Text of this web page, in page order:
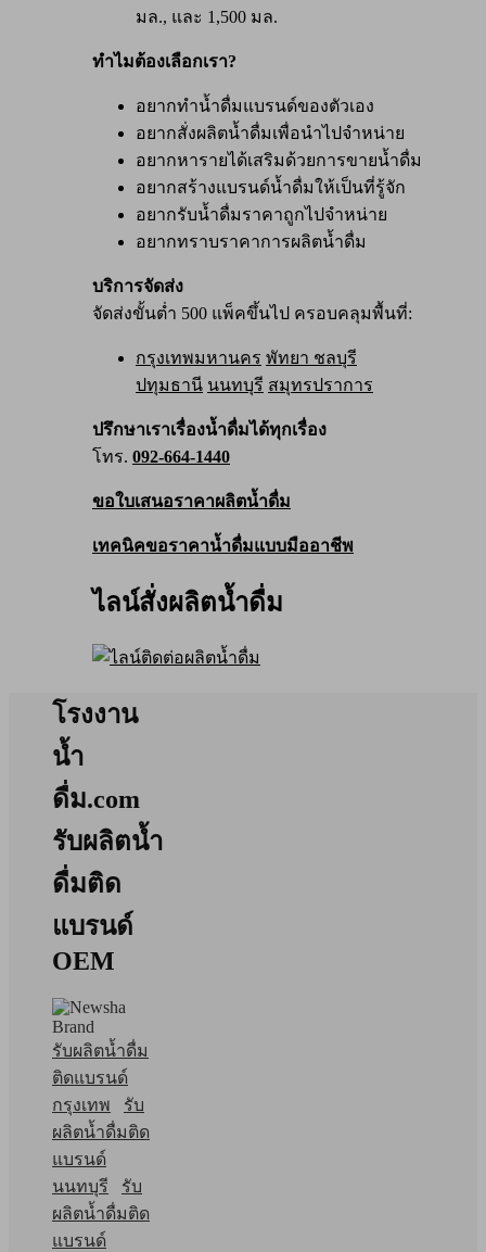
มล., และ 1,500 มล.
ทำไมต้องเลือกเรา?
อยากทำน้ำดื่มแบรนด์ของตัวเอง
อยากสั่งผลิตน้ำดื่มเพื่อนำไปจำหน่าย
อยากหารายได้เสริมด้วยการขายน้ำดื่ม
อยากสร้างแบรนด์น้ำดื่มให้เป็นที่รู้จัก
อยากรับน้ำดื่มราคาถูกไปจำหน่าย
อยากทราบราคาการผลิตน้ำดื่ม
บริการจัดส่ง
จัดส่งขั้นต่ำ 500 แพ็คขึ้นไป ครอบคลุมพื้นที่:
กรุงเทพมหานคร พัทยา ชลบุรี
ปทุมธานี นนทบุรี สมุทรปราการ
ปรึกษาเราเรื่องน้ำดื่มได้ทุกเรื่อง
โทร. 092-664-1440
ขอใบเสนอราคาผลิตน้ำดื่ม
เทคนิคขอราคาน้ำดื่มแบบมืออาชีพ
ไลน์สั่งผลิตน้ำดื่ม
โรงงาน
น้ำ
ดื่ม.com
รับผลิตน้ำ
ดื่มติด
แบรนด์
OEM
รับผลิตน้ำดื่ม
ติดแบรนด์
กรุงเทพ
รับ
ผลิตน้ำดื่มติด
แบรนด์
นนทบุรี
รับ
ผลิตน้ำดื่มติด
แบรนด์